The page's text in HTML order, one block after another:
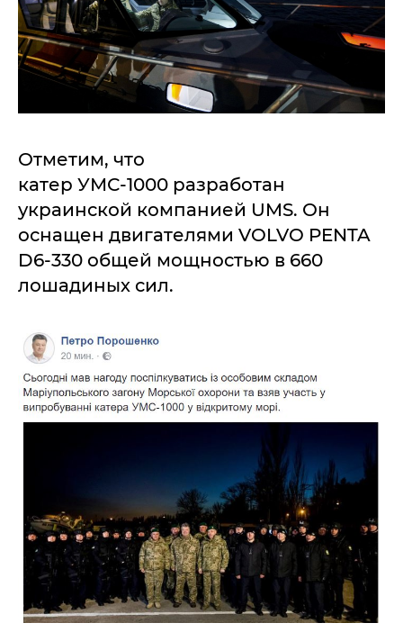
Отметим, что
катер УМС-1000 разработан
украинской компанией UMS. Он
оснащен двигателями VOLVO PENTA
D6-330 общей мощностью в 660
лошадиных сил.